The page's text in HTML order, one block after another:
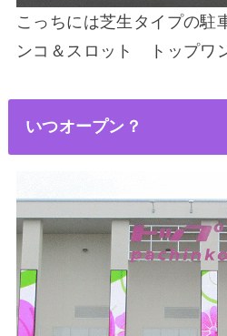
こっちには芝生タイプの駐
ンコ＆スロット トップワ
いつオープン？